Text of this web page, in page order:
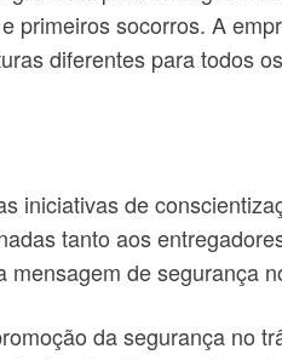
primeiros socorros. A
diferentes para todos
iniciativas de
tanto aos
de segurança
da segurança no